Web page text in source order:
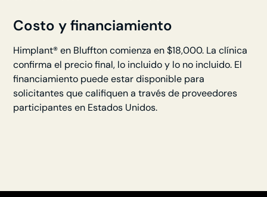
Costo y financiamiento
Himplant® en Bluffton comienza en $18,000. La clínica
confirma el precio final, lo incluido y lo no incluido. El
financiamiento puede estar disponible para
solicitantes que califiquen a través de proveedores
participantes en Estados Unidos.